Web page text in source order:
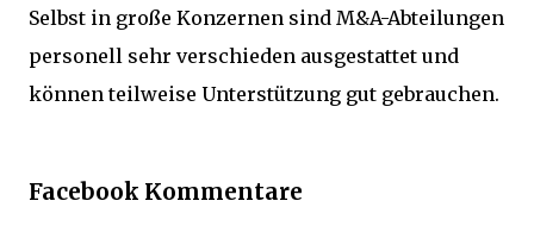
Selbst in große Konzernen sind M&A-Abteilungen
personell sehr verschieden ausgestattet und
können teilweise Unterstützung gut gebrauchen.
Facebook Kommentare